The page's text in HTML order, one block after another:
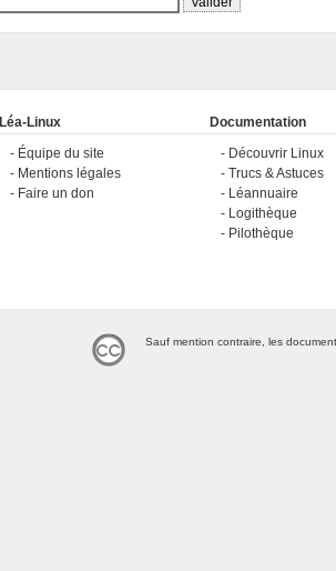
Léa-Linux
Équipe du site
Mentions légales
Faire un don
Documentation
Découvrir Linux
Trucs & Astuces
Léannuaire
Logithèque
Pilothèque
Sauf mention contraire, les